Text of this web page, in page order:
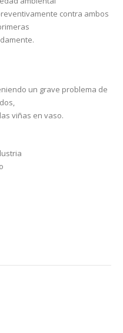
contra ambos
un grave problema de
viñas en vaso.